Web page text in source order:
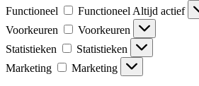
Functioneel
Functioneel Altijd actief
Voorkeuren
Voorkeuren
Statistieken
Statistieken
Marketing
Marketing